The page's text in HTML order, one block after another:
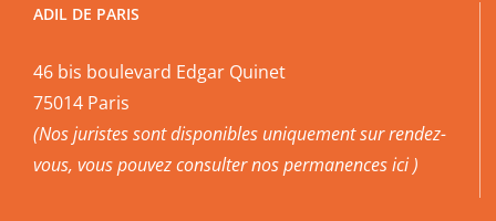
ADIL DE PARIS
46 bis boulevard Edgar Quinet
75014 Paris
(Nos juristes sont disponibles uniquement sur rendez-
vous, vous pouvezconsulter nos permanences ici )